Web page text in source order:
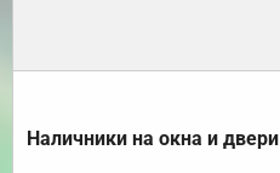
Наличники на окна и двери